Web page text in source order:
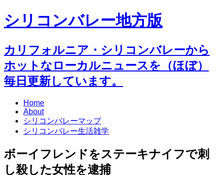
シリコンバレー地方版
カリフォルニア・シリコンバレーから
ホットなローカルニュースを（ほぼ）
毎日更新しています。
Home
About
シリコンバレーマップ
シリコンバレー生活雑学
ボーイフレンドをステーキナイフで刺
し殺した女性を逮捕